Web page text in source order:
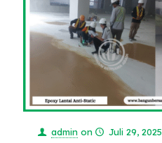
admin on Juli 29, 2025